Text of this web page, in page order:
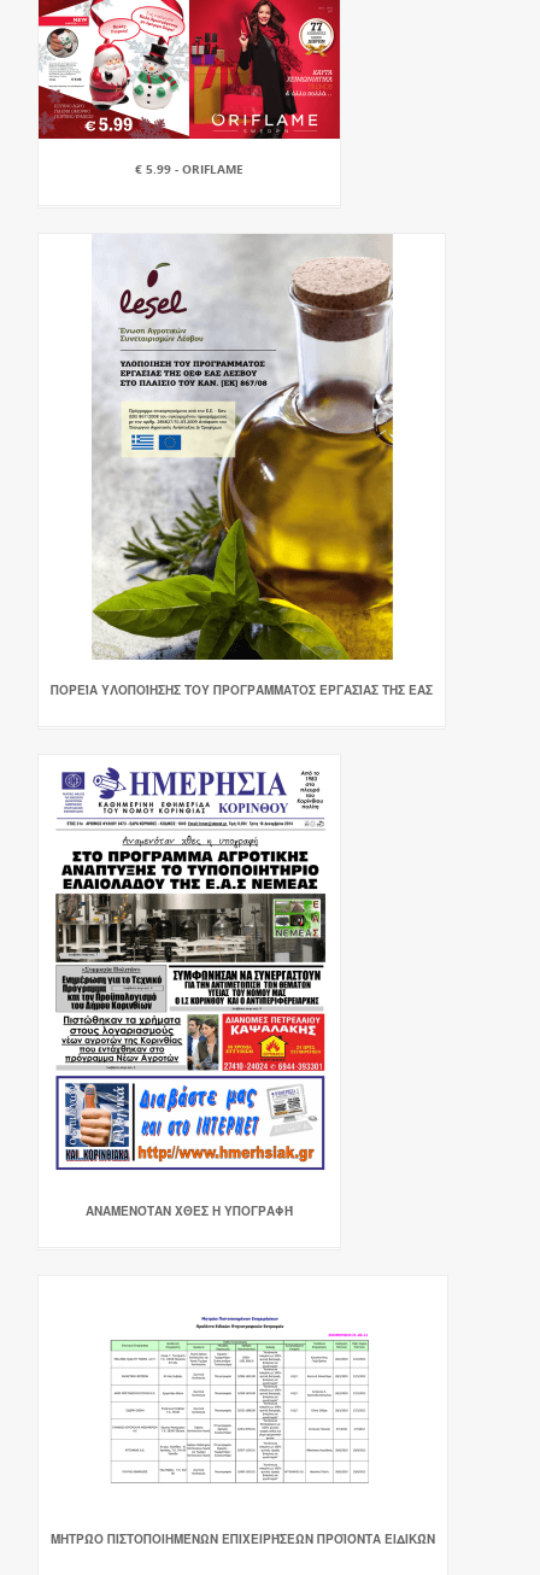
€ 5.99 - ORIFLAME
ΠΟΡΕΊΑ ΥΛΟΠΟΊΗΣΗΣ ΤΟΥ ΠΡΟΓΡΆΜΜΑΤΟΣ ΕΡΓΑΣΊΑΣ ΤΗΣ ΕΑΣ
ΑΝΑΜΕΝΌΤΑΝ ΧΘΕΣ Η ΥΠΟΓΡΑΦΉ
ΜΗΤΡΏΟ ΠΙΣΤΟΠΟΙΗΜΈΝΩΝ ΕΠΙΧΕΙΡΉΣΕΩΝ ΠΡΟΪΌΝΤΑ ΕΙΔΙΚΏΝ